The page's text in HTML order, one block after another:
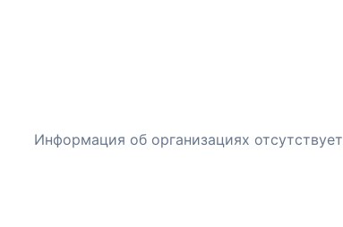
Информация об организациях отсутствует